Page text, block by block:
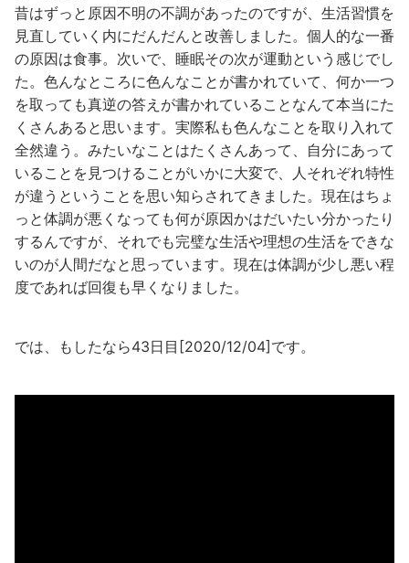
昔はずっと原因不明の不調があったのですが、生活習慣を
見直していく内にだんだんと改善しました。個人的な一番
の原因は食事。次いで、睡眠その次が運動という感じでし
た。色んなところに色んなことが書かれていて、何か一つ
を取っても真逆の答えが書かれていることなんて本当にた
くさんあると思います。実際私も色んなことを取り入れて
全然違う。みたいなことはたくさんあって、自分にあって
いることを見つけることがいかに大変で、人それぞれ特性
が違うということを思い知らされてきました。現在はちょ
っと体調が悪くなっても何が原因かはだいたい分かったり
するんですが、それでも完璧な生活や理想の生活をできな
いのが人間だなと思っています。現在は体調が少し悪い程
度であれば回復も早くなりました。
では、もしたなら43日目[2020/12/04]です。